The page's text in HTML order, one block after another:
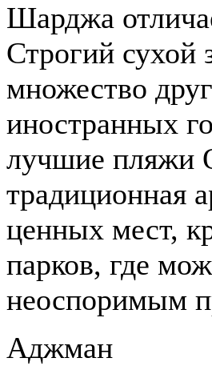
Шарджа
Строгий сухой
множество
иностранных
лучшие пляжи
традиционная
ценных мест,
парков, где
неоспоримым
Аджман